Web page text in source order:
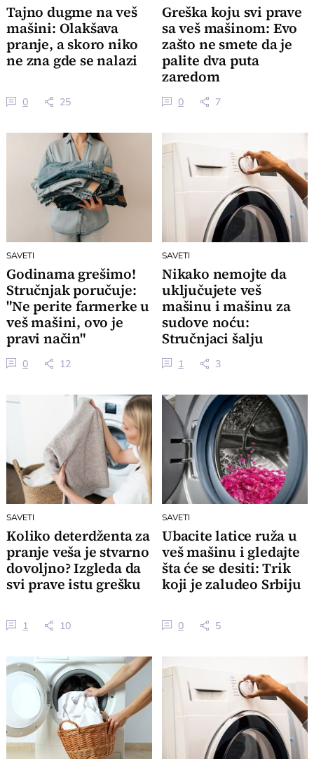
Tajno dugme na veš
mašini: Olakšava
pranje, a skoro niko
ne zna gde se nalazi
0 25
Greška koju svi prave
sa veš mašinom: Evo
zašto ne smete da je
palite dva puta
zaredom
0 7
SAVETI
Godinama grešimo!
Stručnjak poručuje:
"Ne perite farmerke u
veš mašini, ovo je
pravi način"
0 12
SAVETI
Nikako nemojte da
uključujete veš
mašinu i mašinu za
sudove noću:
Stručnjaci šalju
VELIKO UPOZORENJE
1 3
SAVETI
Koliko deterdženta za
pranje veša je stvarno
dovoljno? Izgleda da
svi prave istu grešku
1 10
SAVETI
Ubacite latice ruža u
veš mašinu i gledajte
šta će se desiti: Trik
koji je zaludeo Srbiju
0 5